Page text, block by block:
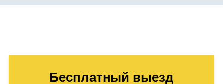
Бесплатный выезд